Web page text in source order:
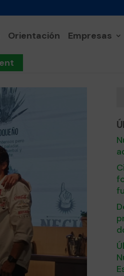
Orientación Empresas